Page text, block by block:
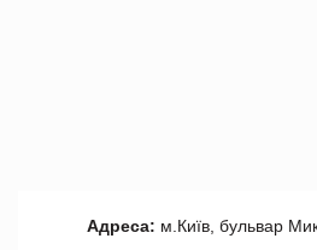
Адреса: м.Київ, бульвар